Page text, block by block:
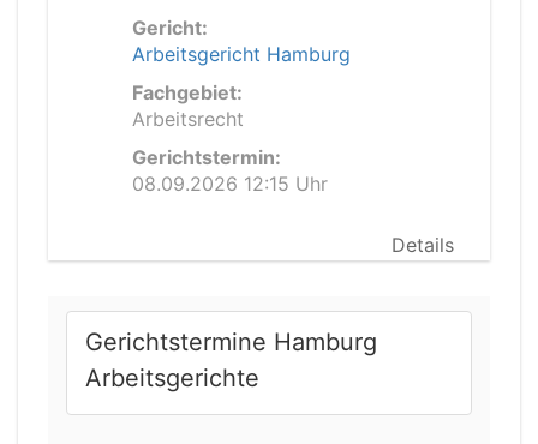
Gericht:
Arbeitsgericht Hamburg
Fachgebiet:
Arbeitsrecht
Gerichtstermin:
08.09.2026 12:15 Uhr
Details
Gerichtstermine Hamburg
Arbeitsgerichte